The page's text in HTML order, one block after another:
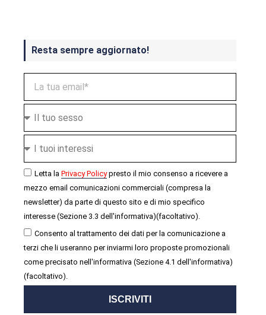
Resta sempre aggiornato!
Letta la Privacy Policypresto il mio consenso a ricevere a
mezzo email comunicazioni commerciali (compresa la
newsletter) da parte di questo sito e di mio specifico
interesse (Sezione 3.3 dell'informativa)(facoltativo).
Consento al trattamento dei dati per la comunicazione a
terzi che li useranno per inviarmi loro proposte promozionali
come precisato nell'informativa (Sezione 4.1 dell'informativa)
(facoltativo).
ISCRIVITI